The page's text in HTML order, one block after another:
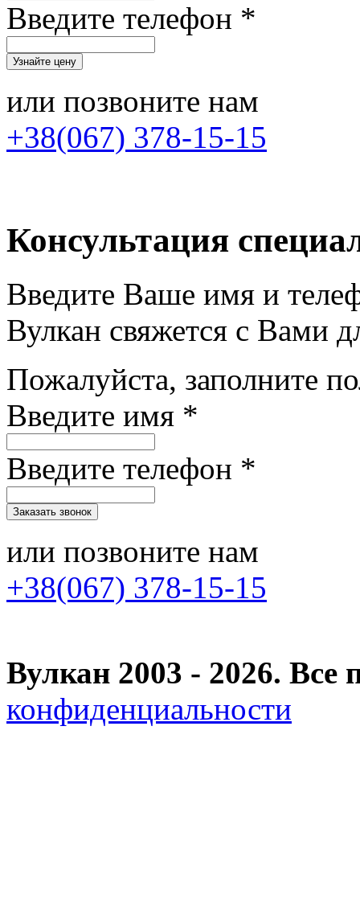
Введите телефон *
или позвоните нам
+38(067) 378-15-15
Консультация
Введите Ваше имя и
Вулкан свяжется с Вами
Пожалуйста, заполните
Введите имя *
Введите телефон *
или позвоните нам
+38(067) 378-15-15
Вулкан 2003 - 2026.
конфиденциальности